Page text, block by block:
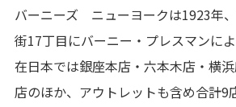
バーニーズ ニューヨークは1923年
街17丁目にバーニー・プレスマンに
在日本では銀座本店・六本木店・横
店のほか、アウトレットも含め合計9